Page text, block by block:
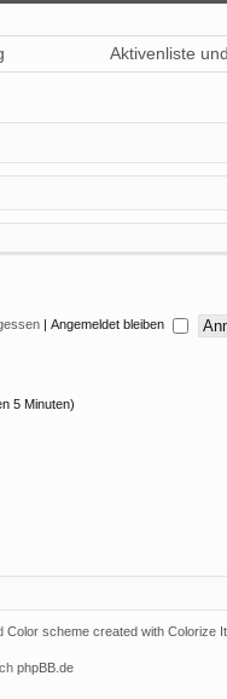
Aktivenliste
| Angemeldet bleiben
5 Minuten)
Color scheme created with Colorize It.
phpBB.de